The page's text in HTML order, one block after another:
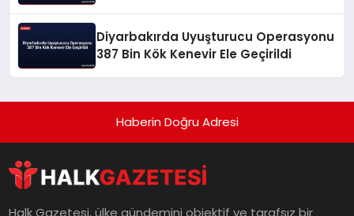
Diyarbakırda Uyuşturucu Operasyonu
387 Bin Kök Kenevir Ele Geçirildi
Haberin Doğru Adresi
Halk Gazetesi, ülke gündemini objektif ve tarafsız bir